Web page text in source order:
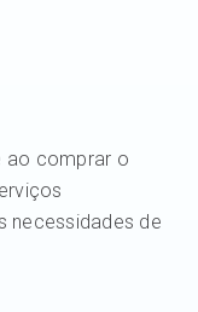
ao comprar o
necessidades de